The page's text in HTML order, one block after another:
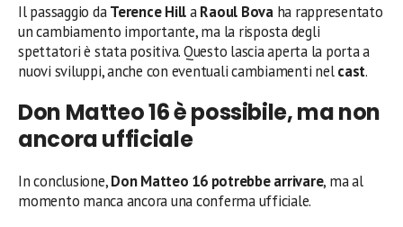
Il passaggio daTerence HillaRaoul Bovaha rappresentato
un cambiamento importante, ma la risposta degli
spettatori è stata positiva. Questo lascia aperta la porta a
nuovi sviluppi, anche con eventuali cambiamenti nelcast.
Don Matteo 16 è possibile, ma non
ancora ufficiale
In conclusione,Don Matteo 16 potrebbe arrivare, ma al
momento manca ancora una conferma ufficiale.